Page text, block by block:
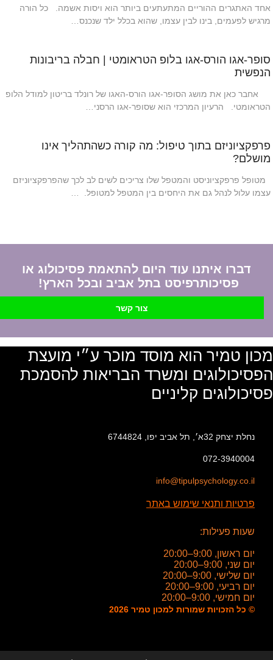
אחד האתגרים ההוריים המתעתעים ביותר הוא ויסות אשמה. כל הורה
מרגיש לפעמים, בינו לבין עצמו, שהוא בכלל ילד שנכנס…
סופר-אגו הורס-אגו בלופ הטראומטי | חבלה בריבונות
הנפשית
אחבר כאן את מושג הסופר-אגו הורס-האגו של רונלד בריטון למודל הלופ
הטראומטי. הרעיון המרכזי הוא שסופר-אגו הרסני…
פרפקציוניזם בתוך טיפול: מה קורה כשהתהליך אינו
מושלם?
מטופל פרפקציוניסט והמטפל שלו צריכים לשים לב לכך שהפרפקציוניזם
עצמו עלול לנהל גם את היחסים בין המטפל למטופל. …
דברו איתנו עוד היום להתאמת פסיכולוג או
פסיכותרפיסט בתל אביב ובכל הארץ!
צור קשר
מכון טמיר הוא מוסד מוכר ע״י מועצת
הפסיכולוגים ומשרד הבריאות להסמכת
פסיכולוגים קליניים
נחלת יצחק 32א׳, תל אביב יפו, 6744824
072-3940004
info@tipulpsychology.co.il
פרטיות ותנאי שימוש באתר
שעות פעילות:
יום ראשון, 9:00–20:00
יום שני, 9:00–20:00
יום שלישי, 9:00–20:00
יום רביעי, 9:00–20:00
יום חמישי, 9:00–20:00
© כל הזכויות שמורות למכון טמיר 2026